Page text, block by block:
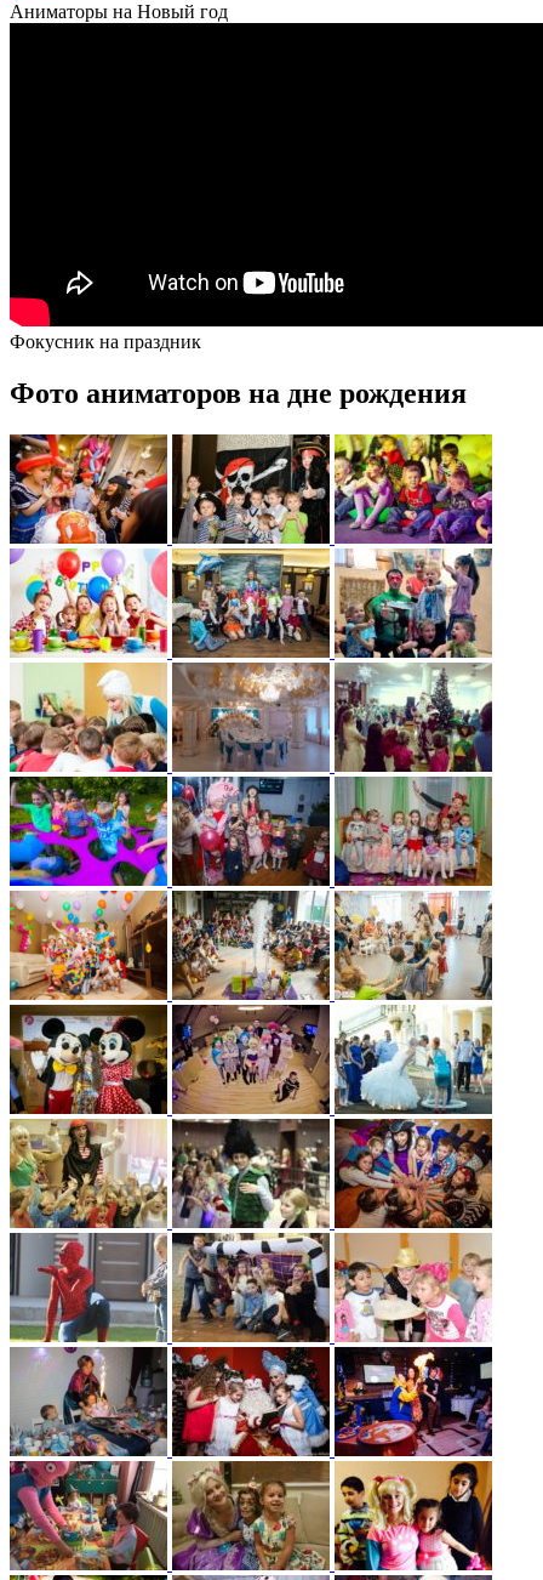
Аниматоры на Новый год
Фокусник на праздник
Фото аниматоров на дне рождения